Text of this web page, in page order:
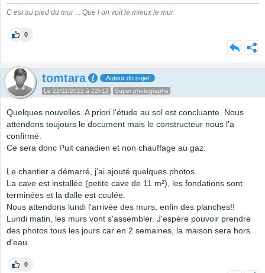
C est au pied du mur ... Que l on voit le mieux le mur
0
tomtara Auteur du sujet
Le 21/11/2012 à 22h12 Super photographe
Quelques nouvelles. A priori l'étude au sol est concluante. Nous
attendons toujours le document mais le constructeur nous l'a
confirmé.
Ce sera donc Puit canadien et non chauffage au gaz.
Le chantier a démarré, j'ai ajouté quelques photos.
La cave est installée (petite cave de 11 m²), les fondations sont
terminées et la dalle est coulée.
Nous attendons lundi l'arrivée des murs, enfin des planches!!
Lundi matin, les murs vont s'assembler. J'espère pouvoir prendre
des photos tous les jours car en 2 semaines, la maison sera hors
d'eau.
0